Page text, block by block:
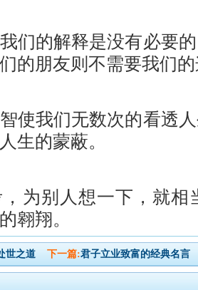
们的解释是没有必要
的朋友则不需要我们
使我们无数次的看透
生的蒙蔽。
为别人想一下，就相
翱翔。
世之道 下一篇:君子立业致富的经典名言